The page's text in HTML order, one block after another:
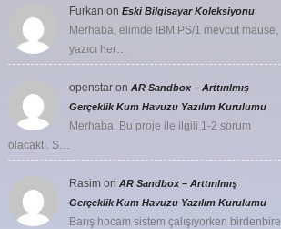
Furkan on Eski Bilgisayar Koleksiyonu
Merhaba, elimde IBM PS/1 mevcut mause,
yazıcı her…
openstar on AR Sandbox – Arttırılmış
Gerçeklik Kum Havuzu Yazılım Kurulumu
Merhaba. Bu proje ile ilgili 1-2 sorum
olacaktı. S…
Rasim on AR Sandbox – Arttırılmış
Gerçeklik Kum Havuzu Yazılım Kurulumu
Barış hocam sistem çalışıyorken birdenbire